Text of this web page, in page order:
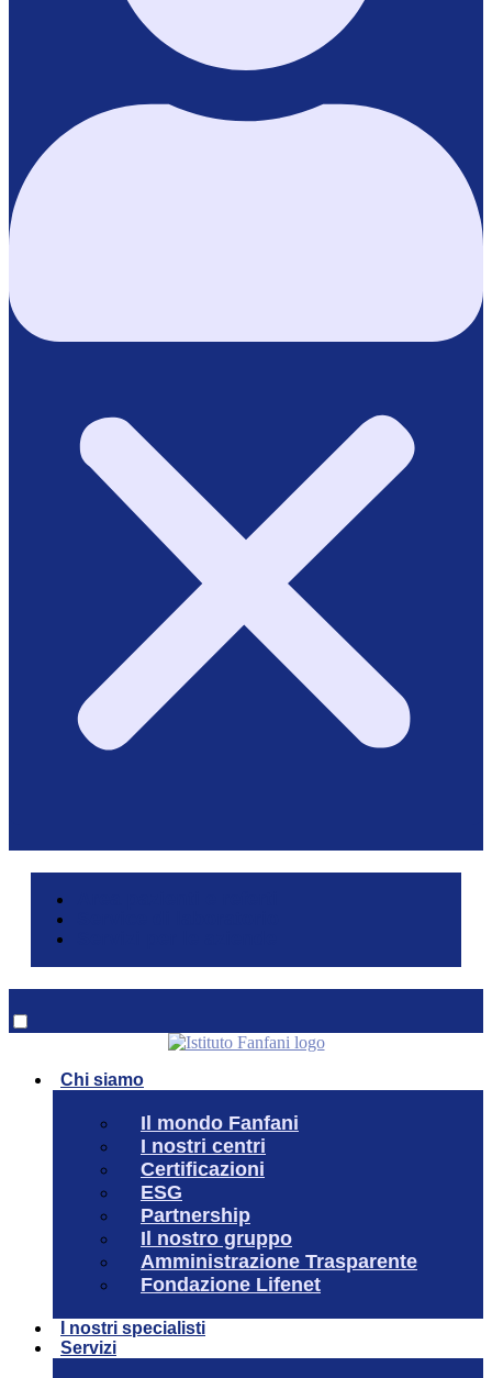
Chi siamo
Il mondo Fanfani
I nostri centri
Certificazioni
ESG
Partnership
Il nostro gruppo
Amministrazione Trasparente
Fondazione Lifenet
I nostri specialisti
Servizi